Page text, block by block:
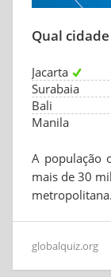
Qual
Jacarta
Surabaia
Bali
Manila
A população
mais de 30
metropolitana.
globalquiz.org